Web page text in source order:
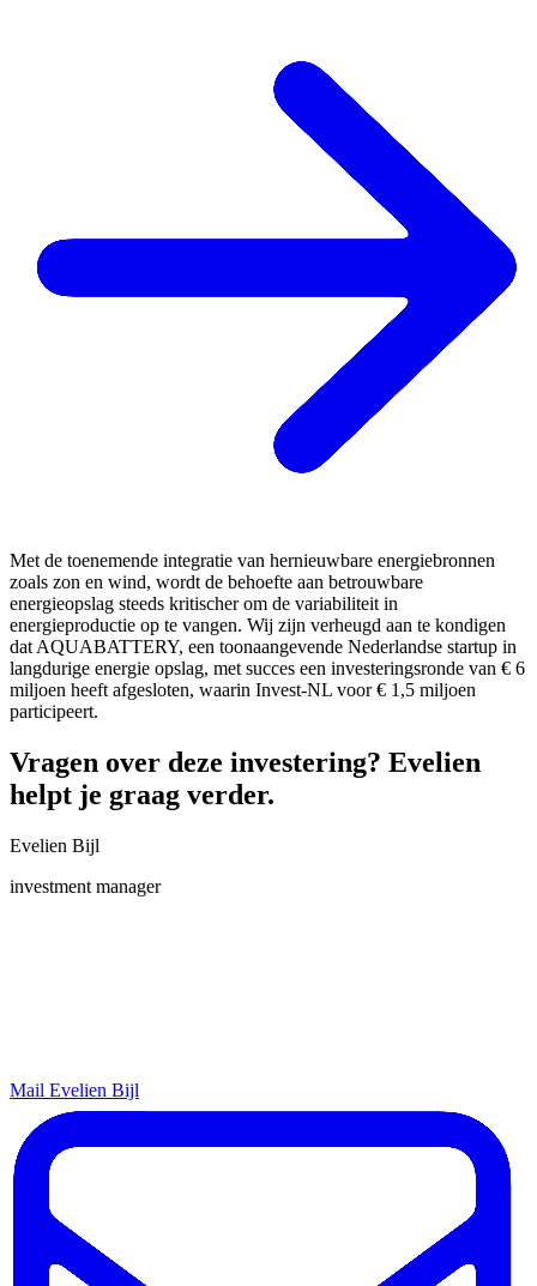
Met de toenemende integratie van hernieuwbare energiebronnen
zoals zon en wind, wordt de behoefte aan betrouwbare
energieopslag steeds kritischer om de variabiliteit in
energieproductie op te vangen. Wij zijn verheugd aan te kondigen
dat AQUABATTERY, een toonaangevende Nederlandse startup in
langdurige energie opslag, met succes een investeringsronde van € 6
miljoen heeft afgesloten, waarin Invest-NL voor € 1,5 miljoen
participeert.
Vragen over deze investering? Evelien
helpt je graag verder.
Evelien Bijl
investment manager
Mail Evelien Bijl